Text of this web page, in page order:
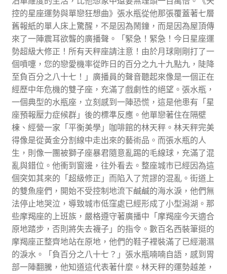
控的星座運勢與單戀狂想曲》張水瓶從他那張覆蓋著七層
舊報紙的單人床上驚醒，不是因為鬧鐘，而是因為屋頂傳
來了一陣震耳欲聾的廣播聲。「緊急！緊急！今日星座運
勢超級大修正！所有天秤座請注意！由於月球剛剛打了一
個噴嚏，您的戀愛機率從昨日的百分之九十九點九，陡降
至負百分之八十七！」廣播員的聲音聽起來像是一個正在
經歷中年危機的雙子座，充滿了戲劇性的絕望。張水瓶，
一個典型的水瓶座，立刻感到一陣恐慌，這是他患有「星
座預報壓力症候群」後的標準反應。他單戀著住在隔壁
棟、經營一家「平衡美學」咖啡館的林天秤。林天秤完美
得像是從黃金分割線中走出來的藝術品。而張水瓶的人
生，則像一團被獅子座暴君隨意亂踢的毛線球，充滿了混
亂與錯位。他衝到窗邊，往外看去。整座城市已經因為這
個突如其來的「超級修正」而陷入了荒謬的混亂。街道上
的雙魚座們，開始不受控制地流下鹹鹹的海水淚，他們無
法停止地哭泣，導致城市低窪處已經形成了小型潟湖。那
些摩羯座的上班族，嚴格遵守著廣播中「摩羯座今天適合
原地踏步，否則將失去襪子」的指令。數百名西裝筆挺的
摩羯座正整齊地站在原地，他們的鞋子裡裝滿了已經潮濕
的淚水。「負百分之八十七？」張水瓶喃喃自語，感到胃
部一陣翻騰，他知道這代表著什麼。林天秤的運勢越差，